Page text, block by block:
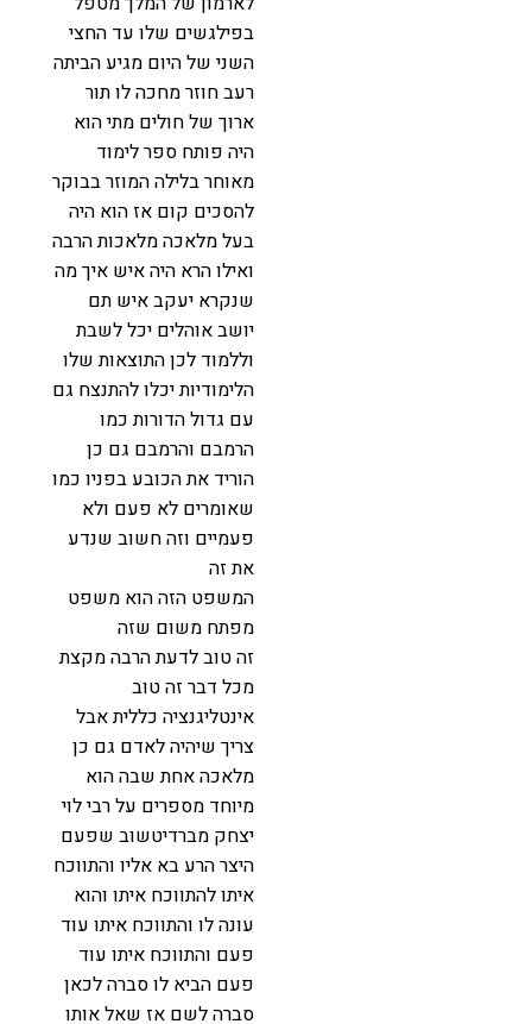
בפילגשים שלו עד החצי
השני של היום מגיע הביתה
רעב חוזר מחכה לו תור
ארוך של חולים מתי הוא
היה פותח ספר לימוד
מאוחר בלילה המוזר בבוקר
להסכים קום אז הוא היה
בעל מלאכה מלאכות הרבה
ואילו הרא היה איש איך מה
שנקרא יעקב איש תם
יושב אוהלים יכל לשבת
וללמוד לכן התוצאות שלו
הלימודיות יכלו להתנצח גם
עם גדול הדורות כמו
הרמבם והרמבם גם כן
הוריד את הכובע בפניו כמו
שאומרים לא פעם ולא
פעמיים וזה חשוב שנדע
את זה
המשפט הזה הוא משפט
מפתח משום שזה
זה טוב לדעת הרבה מקצת
מכל דבר זה טוב
אינטליגנציה כללית אבל
צריך שיהיה לאדם גם כן
מלאכה אחת שבה הוא
מיוחד מספרים על רבי לוי
יצחק מברדיטשוב שפעם
היצר הרע בא אליו והתווכח
איתו להתווכח איתו והוא
עונה לו והתווכח איתו עוד
פעם והתווכח איתו עוד
פעם הביא לו סברה לכאן
סברה לשם אז שאל אותו